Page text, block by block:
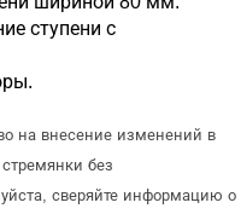
ступени с
на внесение изменений в
без
сверяйте информацию о